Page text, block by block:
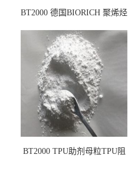
BT2000 德国BIORICH 聚烯烃
墨阻燃剂 TPU抗黄变剂 抗黄
变耐黄剂
BT2000 TPU助剂母粒TPU阻